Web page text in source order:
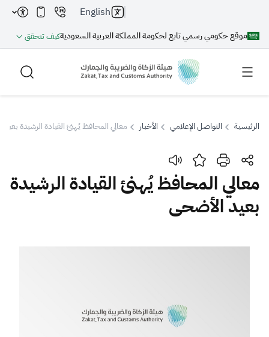
موقع حكومي رسمي تابع لحكومة المملكة العربية السعوديةكيف تتحقق
English
بحث
بحث
اقتراحات
الرئيسية التواصل الإعلامي الأخبار معالي المحافظ يُهنئ القيادة الرشيدة
معالي المحافظ يُهنئ القيادة الرشيدة
بعيد الأضحى